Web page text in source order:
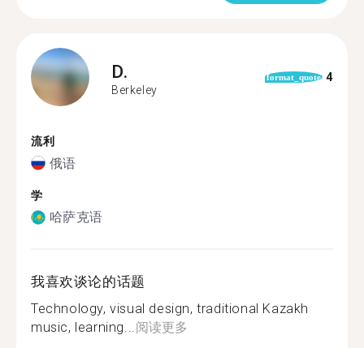
D.
Berkeley
format_quote 4
流利
俄语
学
哈萨克语
我喜欢谈论的话题
Technology, visual design, traditional Kazakh
music, learning...阅读更多